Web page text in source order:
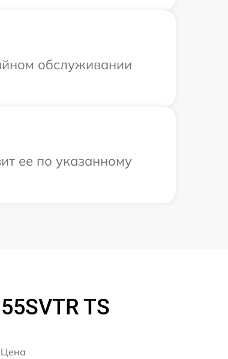
обслуживании
ее по указанному
TS
Цена